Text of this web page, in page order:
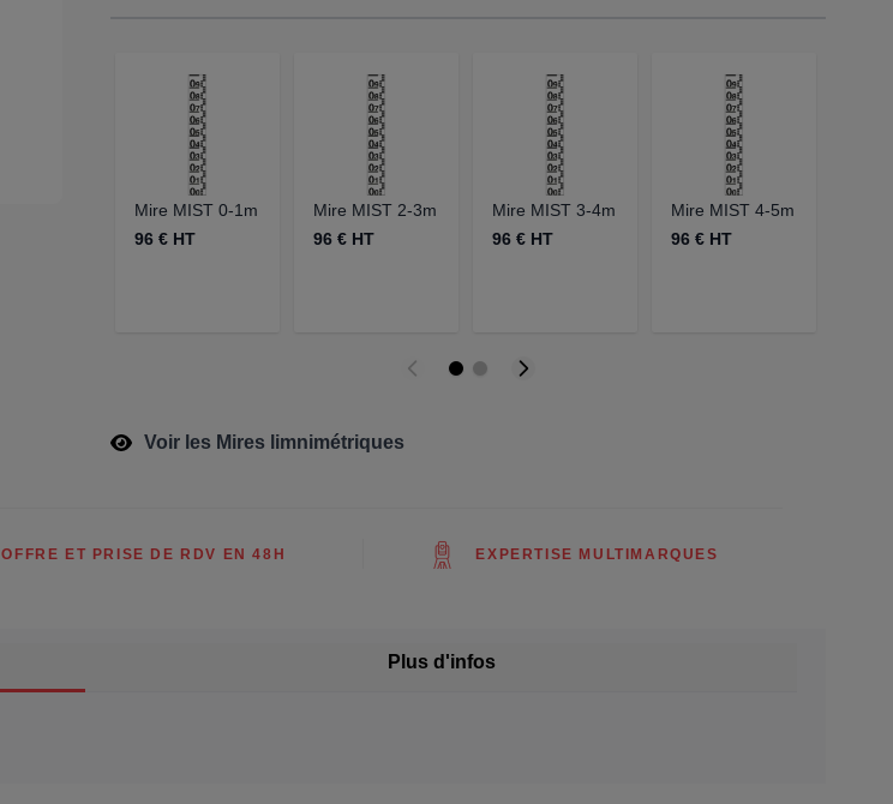
Mire MIST 0-1m
96 € HT
Mire MIST 2-3m
96 € HT
Mire MIST 3-4m
96 € HT
Mire MIST 4-5m
96 € HT
Voir les Mires limnimétriques
OFFRE ET PRISE DE RDV EN 48H EXPERTISE MULTIMARQUES
Plus d'infos